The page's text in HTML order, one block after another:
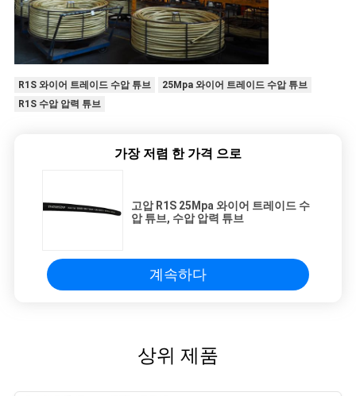
R1S 와이어 트레이드 수압 튜브
25Mpa 와이어 트레이드 수압 튜브
R1S 수압 압력 튜브
가장 저렴 한 가격 으로
고압 R1S 25Mpa 와이어 트레이드 수
압 튜브, 수압 압력 튜브
계속하다
상위 제품